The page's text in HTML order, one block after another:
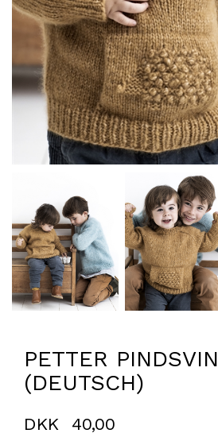
PETTER PINDSVIN
(DEUTSCH)
DKK 40,00